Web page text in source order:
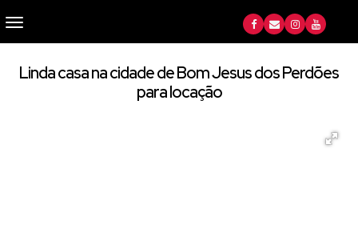
Linda casa na cidade de Bom Jesus dos Perdões
para locação